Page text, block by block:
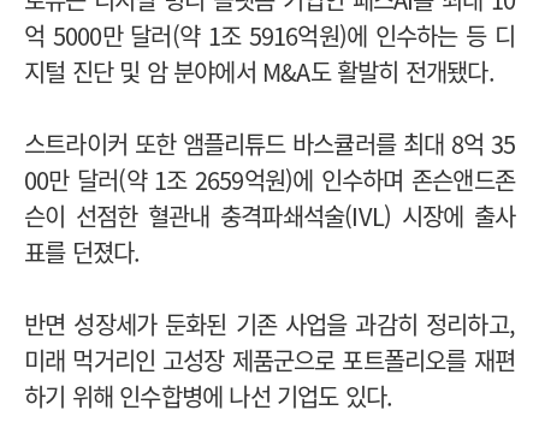
억 5000만 달러(약 1조 5916억원)에 인수하는 등 디
지털 진단 및 암 분야에서 M&A도 활발히 전개됐다.
스트라이커 또한 앰플리튜드 바스큘러를 최대 8억 35
00만 달러(약 1조 2659억원)에 인수하며 존슨앤드존
슨이 선점한 혈관내 충격파쇄석술(IVL) 시장에 출사
표를 던졌다.
반면 성장세가 둔화된 기존 사업을 과감히 정리하고,
미래 먹거리인 고성장 제품군으로 포트폴리오를 재편
하기 위해 인수합병에 나선 기업도 있다.